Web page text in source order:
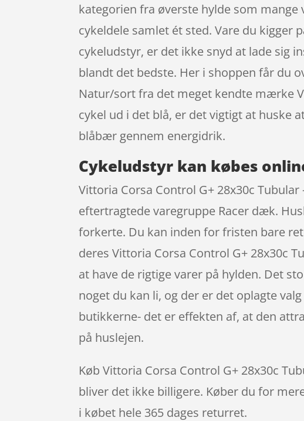
kategorien fra øverste hylde som
cykeldele samlet ét sted. Vare du kigger
cykeludstyr, er det ikke snyd at lade sig
blandt det bedste. Her i shoppen får du
Natur/sort fra det meget kendte mærke
cykel ud i det blå, er det vigtigt at huske
blåbær gennem energidrik.
Cykeludstyr kan købes
Vittoria Corsa Control G+ 28x30c
eftertragtede varegruppe Racer dæk.
forkerte. Du kan inden for fristen bare
deres Vittoria Corsa Control G+ 28x30c
at have de rigtige varer på hylden. Det
noget du kan li, og der er det oplagte
butikkerne- det er effekten af, at den
på huslejen.
Køb Vittoria Corsa Control G+ 28x30c
bliver det ikke billigere. Køber du for
i købet hele 365 dages returret.